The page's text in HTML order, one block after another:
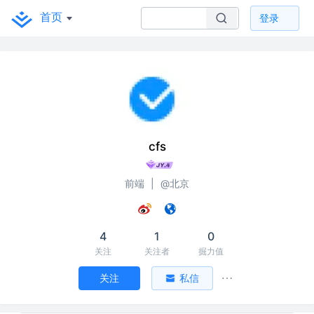
首页 登录
cfs
前端 @北京
4
关注
1
关注者
0
掘力值
关注 私信